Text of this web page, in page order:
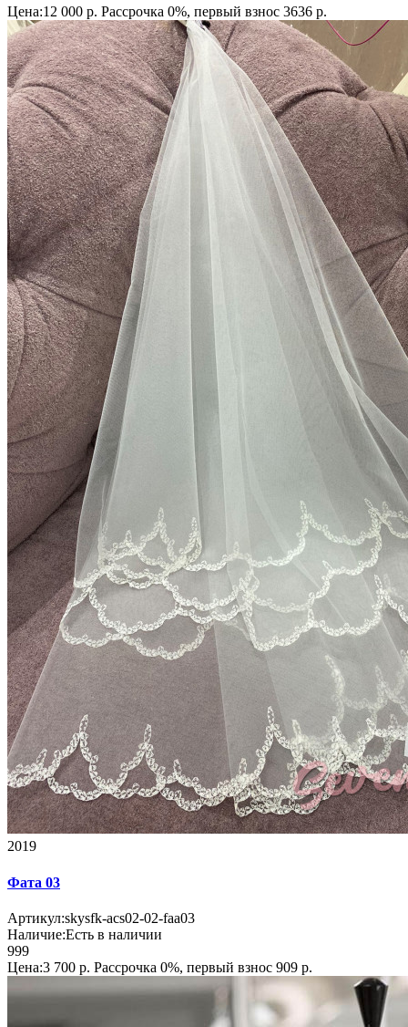
Цена:12 000 р. Рассрочка 0%, первый взнос 3636 р.
2019
Фата 03
Артикул:skysfk-acs02-02-faa03
Наличие:Есть в наличии
999
Цена:3 700 р. Рассрочка 0%, первый взнос 909 р.